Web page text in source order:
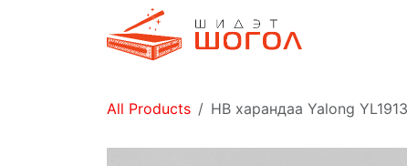
All Products НВ харандаа Yalong